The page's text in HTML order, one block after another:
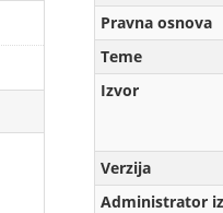
Pravna osnova
Teme
Izvor
Verzijа
Administrator